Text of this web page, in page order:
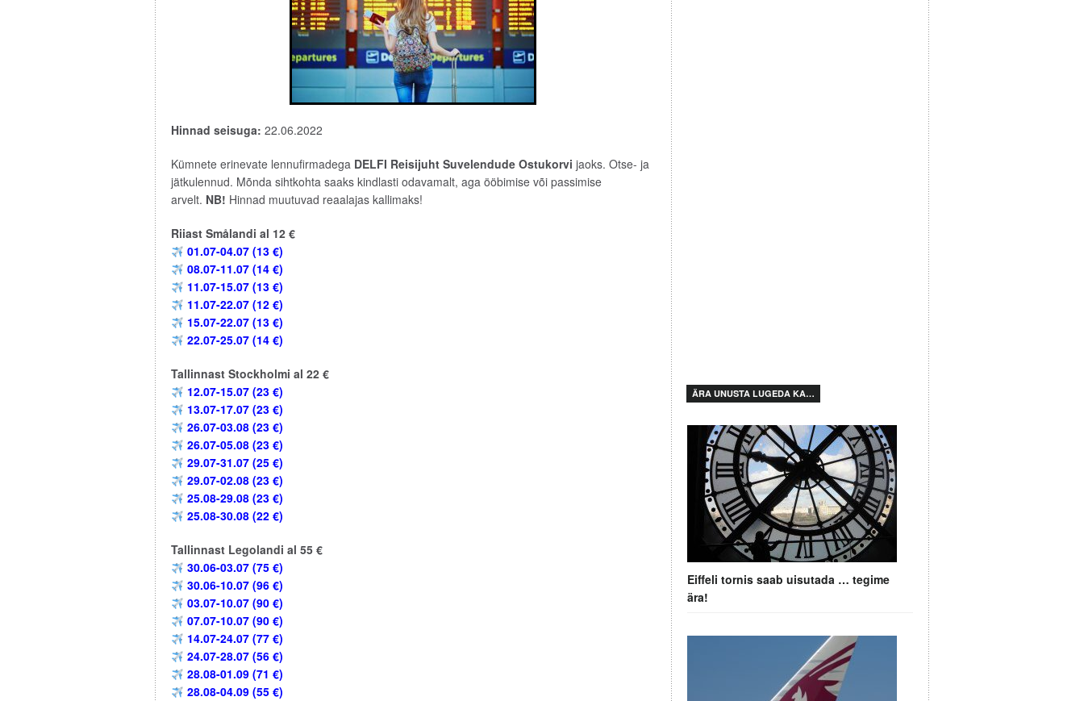
Hinnad seisuga: 22.06.2022
Kümnete erinevate lennufirmadega DELFI Reisijuht Suvelendude Ostukorvi jaoks. Otse- ja
jätkulennud. Mõnda sihtkohta saaks kindlasti odavamalt, aga ööbimise või passimise
arvelt. NB! Hinnad muutuvad reaalajas kallimaks!
Riiast Smålandi al 12 €
01.07-04.07 (13 €)
08.07-11.07 (14 €)
11.07-15.07 (13 €)
11.07-22.07 (12 €)
15.07-22.07 (13 €)
22.07-25.07 (14 €)
Tallinnast Stockholmi al 22 €
12.07-15.07 (23 €)
13.07-17.07 (23 €)
26.07-03.08 (23 €)
26.07-05.08 (23 €)
29.07-31.07 (25 €)
29.07-02.08 (23 €)
25.08-29.08 (23 €)
25.08-30.08 (22 €)
Tallinnast Legolandi al 55 €
30.06-03.07 (75 €)
30.06-10.07 (96 €)
03.07-10.07 (90 €)
07.07-10.07 (90 €)
14.07-24.07 (77 €)
24.07-28.07 (56 €)
28.08-01.09 (71 €)
28.08-04.09 (55 €)
ÄRA UNUSTA LUGEDA KA…
Eiffeli tornis saab uisutada … tegime
ära!